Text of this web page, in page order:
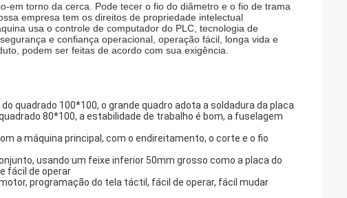
em torno da cerca. Pode tecer o fio do diâmetro e o fio de trama
empresa tem os direitos de propriedade intelectual
usa o controle de computador do PLC, tecnologia de
e confiança operacional, operação fácil, longa vida e
podem ser feitas de acordo com sua exigência.
quadrado 100*100, o grande quadro adota a soldadura da placa
80*100, a estabilidade de trabalho é bom, a fuselagem
a máquina principal, com o endireitamento, o corte e o fio
usando um feixe inferior 50mm grosso como a placa do
fácil de operar
programação do tela táctil, fácil de operar, fácil mudar